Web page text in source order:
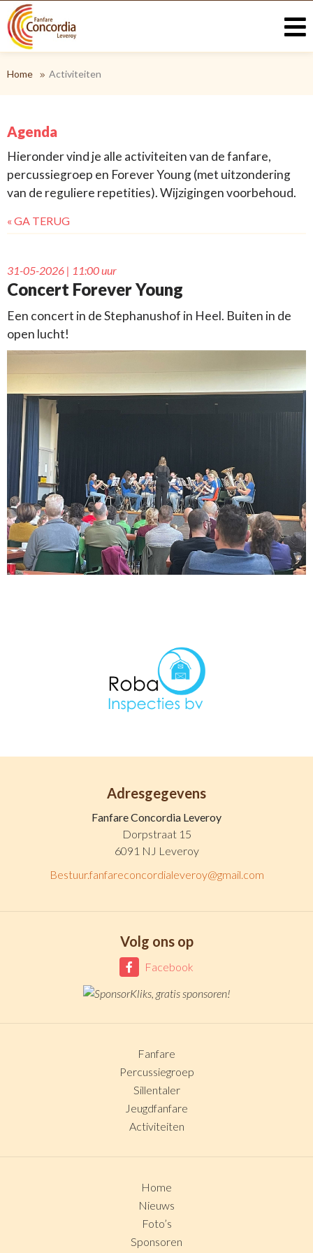
Home Activiteiten
Agenda
Hieronder vind je alle activiteiten van de fanfare,
percussiegroep en Forever Young (met uitzondering
van de reguliere repetities). Wijzigingen voorbehoud.
« GA TERUG
31-05-2026 | 11:00 uur
Concert Forever Young
Een concert in de Stephanushof in Heel. Buiten in de
open lucht!
Adresgegevens
Fanfare Concordia Leveroy
Dorpstraat 15
6091 NJ Leveroy
Bestuur.fanfareconcordialeveroy@gmail.com
Volg ons op
Facebook
Fanfare
Percussiegroep
Sillentaler
Jeugdfanfare
Activiteiten
Home
Nieuws
Foto’s
Sponsoren